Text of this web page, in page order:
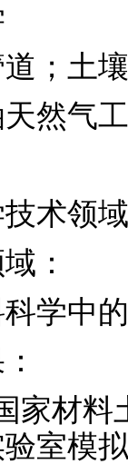
土壤
气工
领域
：
中的
材料
室模